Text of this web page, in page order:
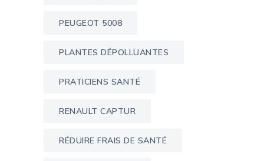
PEUGEOT 5008
PLANTES DÉPOLLUANTES
PRATICIENS SANTÉ
RENAULT CAPTUR
RÉDUIRE FRAIS DE SANTÉ